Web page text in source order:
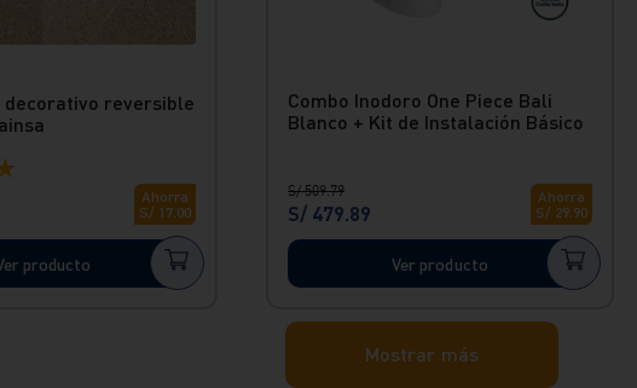
decorativo reversible
Ahorra
S/ 17.00
producto
Combo Inodoro One Piece Bali
Blanco + Kit de Instalación Básico
S/ 509.79
S/ 479.89
Ahorra
S/ 29.90
Ver producto
Mostrar más